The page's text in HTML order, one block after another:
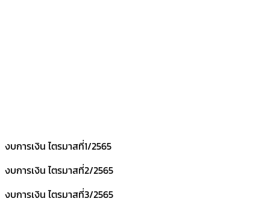
งบการเงิน ไตรมาสที่1/2565
งบการเงิน ไตรมาสที่2/2565
งบการเงิน ไตรมาสที่3/2565